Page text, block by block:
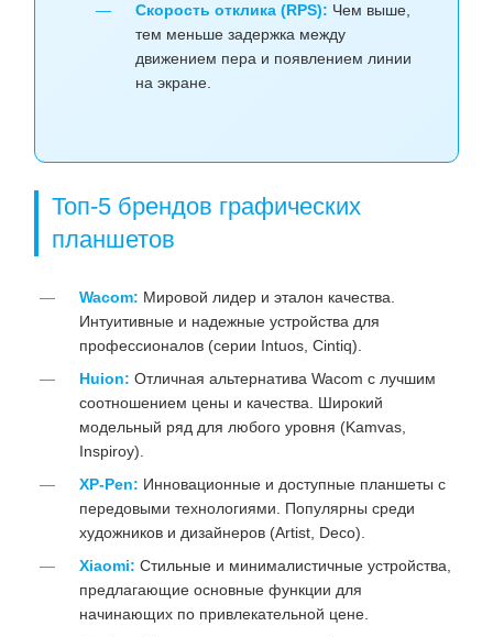
Скорость отклика (RPS): Чем выше,
тем меньше задержка между
движением пера и появлением линии
на экране.
Топ-5 брендов графических
планшетов
Wacom: Мировой лидер и эталон качества.
Интуитивные и надежные устройства для
профессионалов (серии Intuos, Cintiq).
Huion: Отличная альтернатива Wacom с лучшим
соотношением цены и качества. Широкий
модельный ряд для любого уровня (Kamvas,
Inspiroy).
XP-Pen: Инновационные и доступные планшеты с
передовыми технологиями. Популярны среди
художников и дизайнеров (Artist, Deco).
Xiaomi: Стильные и минималистичные устройства,
предлагающие основные функции для
начинающих по привлекательной цене.